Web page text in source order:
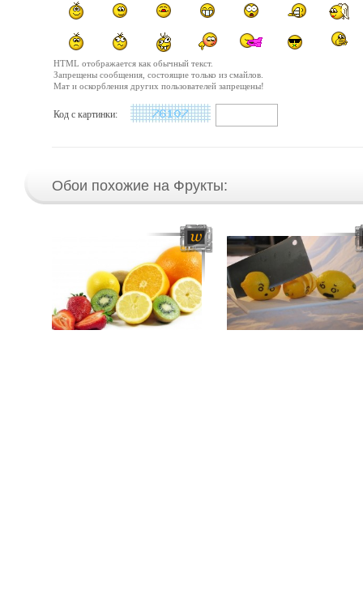
HTML отображается как обычный текст.
Запрещены сообщения, состоящие только из смайлов.
Мат и оскорбления других пользователей запрещены!
Код с картинки:
Обои похожие на Фрукты: